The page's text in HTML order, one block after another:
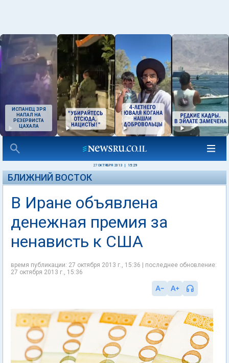
ИСПАНЕЦ ЗРЯ
НАПАЛ НА
РЕЗЕРВИСТА
ЦАХАЛА
27 ОКТЯБРЯ 2013 15:29
БЛИЖНИЙ ВОСТОК
В Иране объявлена
денежная премия за
ненависть к США
время публикации: 27 октября 2013 г., 15:36 | последнее обновление:
27 октября 2013 г., 15:36